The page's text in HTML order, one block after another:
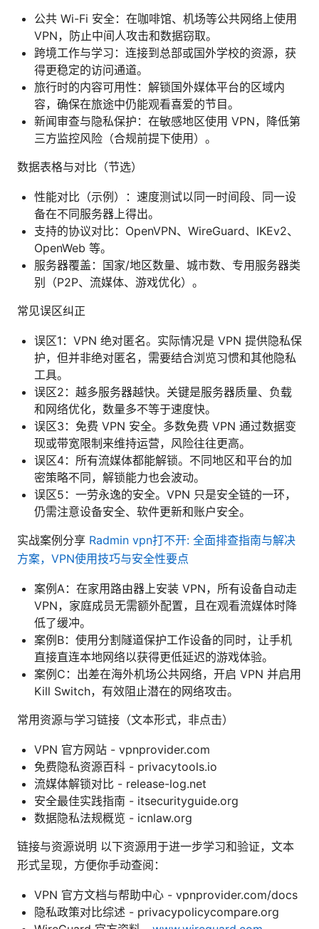
公共 Wi-Fi 安全：在咖啡馆、机场等公共网络上使用
VPN，防止中间人攻击和数据窃取。
跨境工作与学习：连接到总部或国外学校的资源，获
得更稳定的访问通道。
旅行时的内容可用性：解锁国外媒体平台的区域内
容，确保在旅途中仍能观看喜爱的节目。
新闻审查与隐私保护：在敏感地区使用 VPN，降低第
三方监控风险（合规前提下使用）。
数据表格与对比（节选）
性能对比（示例）：速度测试以同一时间段、同一设
备在不同服务器上得出。
支持的协议对比：OpenVPN、WireGuard、IKEv2、
OpenWeb 等。
服务器覆盖：国家/地区数量、城市数、专用服务器类
别（P2P、流媒体、游戏优化）。
常见误区纠正
误区1：VPN 绝对匿名。实际情况是 VPN 提供隐私保
护，但并非绝对匿名，需要结合浏览习惯和其他隐私
工具。
误区2：越多服务器越快。关键是服务器质量、负载
和网络优化，数量多不等于速度快。
误区3：免费 VPN 安全。多数免费 VPN 通过数据变
现或带宽限制来维持运营，风险往往更高。
误区4：所有流媒体都能解锁。不同地区和平台的加
密策略不同，解锁能力也会波动。
误区5：一劳永逸的安全。VPN 只是安全链的一环，
仍需注意设备安全、软件更新和账户安全。
实战案例分享 Radmin vpn打不开: 全面排查指南与解决
方案，VPN使用技巧与安全性要点
案例A：在家用路由器上安装 VPN，所有设备自动走
VPN，家庭成员无需额外配置，且在观看流媒体时降
低了缓冲。
案例B：使用分割隧道保护工作设备的同时，让手机
直接直连本地网络以获得更低延迟的游戏体验。
案例C：出差在海外机场公共网络，开启 VPN 并启用
Kill Switch，有效阻止潜在的网络攻击。
常用资源与学习链接（文本形式，非点击）
VPN 官方网站 - vpnprovider.com
免费隐私资源百科 - privacytools.io
流媒体解锁对比 - release-log.net
安全最佳实践指南 - itsecurityguide.org
数据隐私法规概览 - icnlaw.org
链接与资源说明 以下资源用于进一步学习和验证，文本
形式呈现，方便你手动查阅：
VPN 官方文档与帮助中心 - vpnprovider.com/docs
隐私政策对比综述 - privacypolicycompare.org